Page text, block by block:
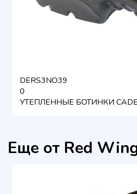
DERS3NO39
0
УТЕПЛЕННЫЕ БОТИНКИ
Еще от Red